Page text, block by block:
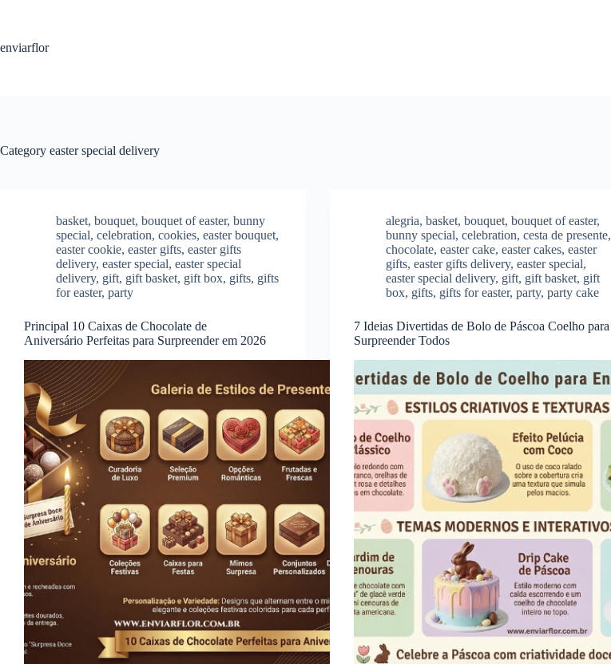
i
t
e
enviarflor
Category easter special delivery
basket, bouquet, bouquet of easter, bunny
special, celebration, cookies, easter bouquet,
easter cookie, easter gifts, easter gifts
delivery, easter special, easter special
delivery, gift, gift basket, gift box, gifts, gifts
for easter, party
Principal 10 Caixas de Chocolate de
Aniversário Perfeitas para Surpreender em 2026
alegria,basket,bouquet,bouquet of easter,
bunny special,celebration,cesta de presente,
chocolate,easter cake,easter cakes,easter
gifts,easter gifts delivery,easter special,
easter special delivery, gift, gift basket, gift
box, gifts, gifts for easter,party,party cake
7 Ideias Divertidas de Bolo de Páscoa Coelho para
Surpreender Todos